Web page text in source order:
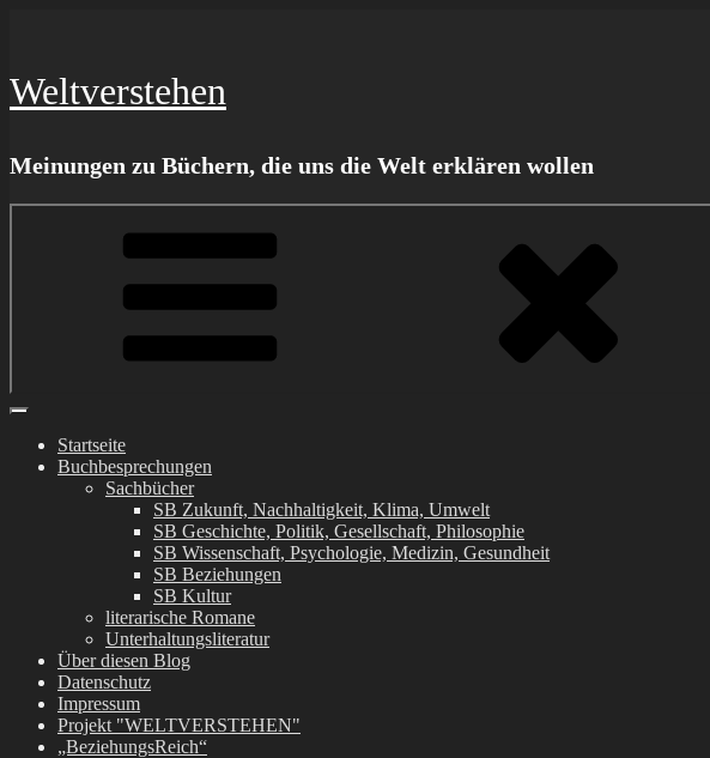
Weltverstehen
Meinungen zu Büchern, die uns die Welt erklären wollen
Startseite
Buchbesprechungen
Sachbücher
SB Zukunft, Nachhaltigkeit, Klima, Umwelt
SB Geschichte, Politik, Gesellschaft, Philosophie
SB Wissenschaft, Psychologie, Medizin, Gesundheit
SB Beziehungen
SB Kultur
literarische Romane
Unterhaltungsliteratur
Über diesen Blog
Datenschutz
Impressum
Projekt "WELTVERSTEHEN"
„BeziehungsReich“